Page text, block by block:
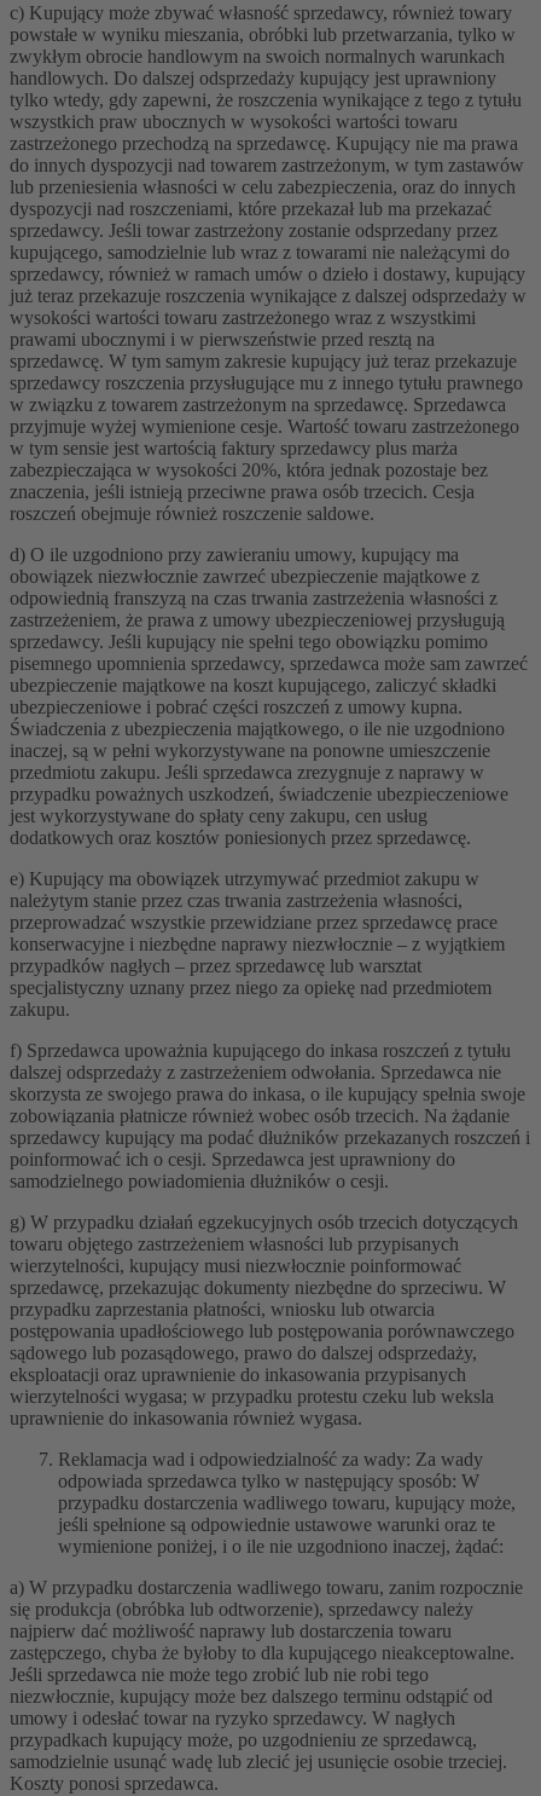
c) Kupujący może zbywać własność sprzedawcy, również towary
powstałe w wyniku mieszania, obróbki lub przetwarzania, tylko w
zwykłym obrocie handlowym na swoich normalnych warunkach
handlowych. Do dalszej odsprzedaży kupujący jest uprawniony
tylko wtedy, gdy zapewni, że roszczenia wynikające z tego z tytułu
wszystkich praw ubocznych w wysokości wartości towaru
zastrzeżonego przechodzą na sprzedawcę. Kupujący nie ma prawa
do innych dyspozycji nad towarem zastrzeżonym, w tym zastawów
lub przeniesienia własności w celu zabezpieczenia, oraz do innych
dyspozycji nad roszczeniami, które przekazał lub ma przekazać
sprzedawcy. Jeśli towar zastrzeżony zostanie odsprzedany przez
kupującego, samodzielnie lub wraz z towarami nie należącymi do
sprzedawcy, również w ramach umów o dzieło i dostawy, kupujący
już teraz przekazuje roszczenia wynikające z dalszej odsprzedaży w
wysokości wartości towaru zastrzeżonego wraz z wszystkimi
prawami ubocznymi i w pierwszeństwie przed resztą na
sprzedawcę. W tym samym zakresie kupujący już teraz przekazuje
sprzedawcy roszczenia przysługujące mu z innego tytułu prawnego
w związku z towarem zastrzeżonym na sprzedawcę. Sprzedawca
przyjmuje wyżej wymienione cesje. Wartość towaru zastrzeżonego
w tym sensie jest wartością faktury sprzedawcy plus marża
zabezpieczająca w wysokości 20%, która jednak pozostaje bez
znaczenia, jeśli istnieją przeciwne prawa osób trzecich. Cesja
roszczeń obejmuje również roszczenie saldowe.
d) O ile uzgodniono przy zawieraniu umowy, kupujący ma
obowiązek niezwłocznie zawrzeć ubezpieczenie majątkowe z
odpowiednią franszyzą na czas trwania zastrzeżenia własności z
zastrzeżeniem, że prawa z umowy ubezpieczeniowej przysługują
sprzedawcy. Jeśli kupujący nie spełni tego obowiązku pomimo
pisemnego upomnienia sprzedawcy, sprzedawca może sam zawrzeć
ubezpieczenie majątkowe na koszt kupującego, zaliczyć składki
ubezpieczeniowe i pobrać części roszczeń z umowy kupna.
Świadczenia z ubezpieczenia majątkowego, o ile nie uzgodniono
inaczej, są w pełni wykorzystywane na ponowne umieszczenie
przedmiotu zakupu. Jeśli sprzedawca zrezygnuje z naprawy w
przypadku poważnych uszkodzeń, świadczenie ubezpieczeniowe
jest wykorzystywane do spłaty ceny zakupu, cen usług
dodatkowych oraz kosztów poniesionych przez sprzedawcę.
e) Kupujący ma obowiązek utrzymywać przedmiot zakupu w
należytym stanie przez czas trwania zastrzeżenia własności,
przeprowadzać wszystkie przewidziane przez sprzedawcę prace
konserwacyjne i niezbędne naprawy niezwłocznie – z wyjątkiem
przypadków nagłych – przez sprzedawcę lub warsztat
specjalistyczny uznany przez niego za opiekę nad przedmiotem
zakupu.
f) Sprzedawca upoważnia kupującego do inkasa roszczeń z tytułu
dalszej odsprzedaży z zastrzeżeniem odwołania. Sprzedawca nie
skorzysta ze swojego prawa do inkasa, o ile kupujący spełnia swoje
zobowiązania płatnicze również wobec osób trzecich. Na żądanie
sprzedawcy kupujący ma podać dłużników przekazanych roszczeń i
poinformować ich o cesji. Sprzedawca jest uprawniony do
samodzielnego powiadomienia dłużników o cesji.
g) W przypadku działań egzekucyjnych osób trzecich dotyczących
towaru objętego zastrzeżeniem własności lub przypisanych
wierzytelności, kupujący musi niezwłocznie poinformować
sprzedawcę, przekazując dokumenty niezbędne do sprzeciwu. W
przypadku zaprzestania płatności, wniosku lub otwarcia
postępowania upadłościowego lub postępowania porównawczego
sądowego lub pozasądowego, prawo do dalszej odsprzedaży,
eksploatacji oraz uprawnienie do inkasowania przypisanych
wierzytelności wygasa; w przypadku protestu czeku lub weksla
uprawnienie do inkasowania również wygasa.
Reklamacja wad i odpowiedzialność za wady: Za wady
odpowiada sprzedawca tylko w następujący sposób: W
przypadku dostarczenia wadliwego towaru, kupujący może,
jeśli spełnione są odpowiednie ustawowe warunki oraz te
wymienione poniżej, i o ile nie uzgodniono inaczej, żądać:
a) W przypadku dostarczenia wadliwego towaru, zanim rozpocznie
się produkcja (obróbka lub odtworzenie), sprzedawcy należy
najpierw dać możliwość naprawy lub dostarczenia towaru
zastępczego, chyba że byłoby to dla kupującego nieakceptowalne.
Jeśli sprzedawca nie może tego zrobić lub nie robi tego
niezwłocznie, kupujący może bez dalszego terminu odstąpić od
umowy i odesłać towar na ryzyko sprzedawcy. W nagłych
przypadkach kupujący może, po uzgodnieniu ze sprzedawcą,
samodzielnie usunąć wadę lub zlecić jej usunięcie osobie trzeciej.
Koszty ponosi sprzedawca.